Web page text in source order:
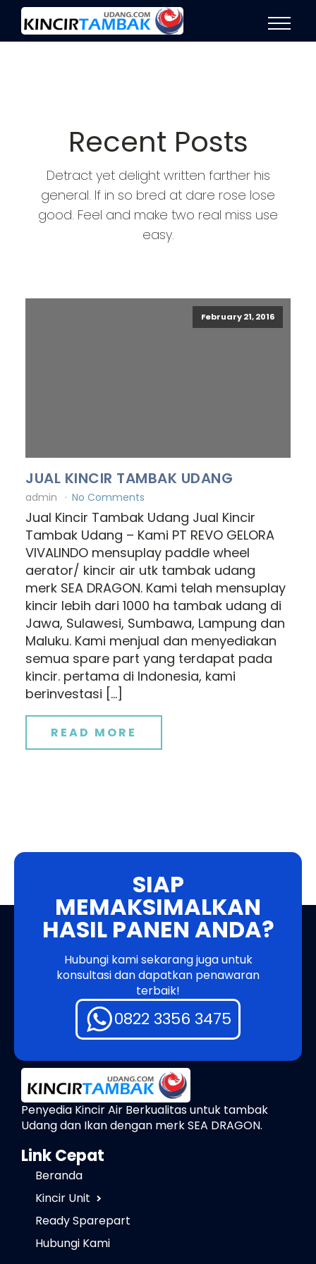
Recent Posts
Detract yet delight written farther his
general. If in so bred at dare rose lose
good. Feel and make two real miss use
easy.
February 21, 2016
JUAL KINCIR TAMBAK UDANG
admin No Comments
Jual Kincir Tambak Udang Jual Kincir
Tambak Udang – Kami PT REVO GELORA
VIVALINDO mensuplay paddle wheel
aerator/ kincir air utk tambak udang
merk SEA DRAGON. Kami telah mensuplay
kincir lebih dari 1000 ha tambak udang di
Jawa, Sulawesi, Sumbawa, Lampung dan
Maluku. Kami menjual dan menyediakan
semua spare part yang terdapat pada
kincir. pertama di Indonesia, kami
berinvestasi […]
READ MORE
SIAP
MEMAKSIMALKAN
HASIL PANEN ANDA?
Hubungi kami sekarang juga untuk
konsultasi dan dapatkan penawaran
terbaik!
0822 3356 3475
Penyedia Kincir Air Berkualitas untuk tambak
Udang dan Ikan dengan merk SEA DRAGON.
Link Cepat
Beranda
Kincir Unit
Ready Sparepart
Hubungi Kami